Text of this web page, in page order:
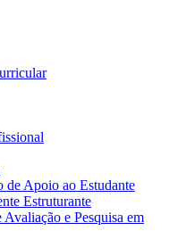
Apoio ao Estudante
Estruturante
e Pesquisa em